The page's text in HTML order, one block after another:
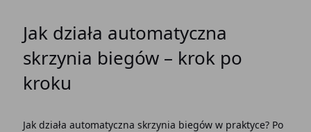
Jak działa automatyczna
skrzynia biegów– krok po
kroku
Jak działa automatyczna skrzynia biegóww praktyce? Po